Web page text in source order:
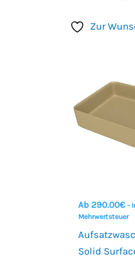
Zur
Ab 290.00€ -
Mehrwertsteuer
Solid